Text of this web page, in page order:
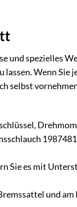
und spezielles
Wenn Sie
selbst
Sie es mit
und